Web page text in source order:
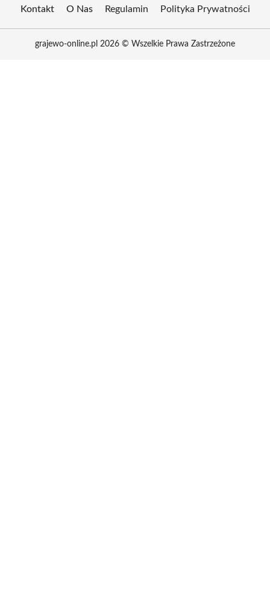
Kontakt O Nas Regulamin Polityka Prywatności
grajewo-online.pl 2026 © Wszelkie Prawa Zastrzeżone